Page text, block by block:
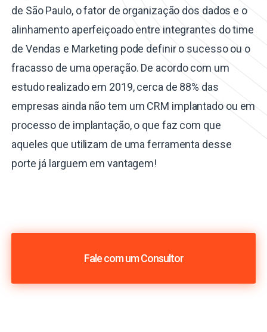
de São Paulo, o fator de organização dos dados e o
alinhamento aperfeiçoado entre integrantes do time
de Vendas e Marketing pode definir o sucesso ou o
fracasso de uma operação. De acordo com um
estudo realizado em 2019, cerca de 88% das
empresas ainda não tem um CRM implantado ou em
processo de implantação, o que faz com que
aqueles que utilizam de uma ferramenta desse
porte já larguem em vantagem!
Fale com um Consultor